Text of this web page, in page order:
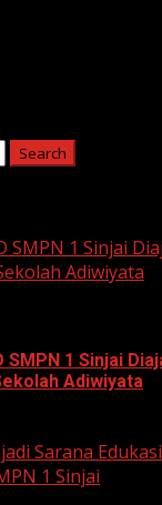
SMPN 1 Sinjai
Adiwiyata
SMPN 1 Sinjai
Adiwiyata
Sarana
1 Sinjai